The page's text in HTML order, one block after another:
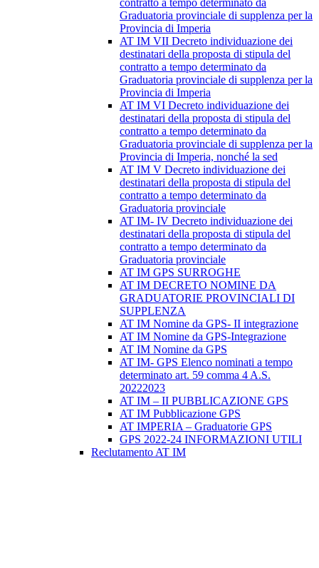
contratto a tempo determinato da
Graduatoria provinciale di supplenza per la
Provincia di Imperia
AT IM VII Decreto individuazione dei
destinatari della proposta di stipula del
contratto a tempo determinato da
Graduatoria provinciale di supplenza per la
Provincia di Imperia
AT IM VI Decreto individuazione dei
destinatari della proposta di stipula del
contratto a tempo determinato da
Graduatoria provinciale di supplenza per la
Provincia di Imperia, nonché la sed
AT IM V Decreto individuazione dei
destinatari della proposta di stipula del
contratto a tempo determinato da
Graduatoria provinciale
AT IM- IV Decreto individuazione dei
destinatari della proposta di stipula del
contratto a tempo determinato da
Graduatoria provinciale
AT IM GPS SURROGHE
AT IM DECRETO NOMINE DA
GRADUATORIE PROVINCIALI DI
SUPPLENZA
AT IM Nomine da GPS- II integrazione
AT IM Nomine da GPS-Integrazione
AT IM Nomine da GPS
AT IM- GPS Elenco nominati a tempo
determinato art. 59 comma 4 A.S.
20222023
AT IM – II PUBBLICAZIONE GPS
AT IM Pubblicazione GPS
AT IMPERIA – Graduatorie GPS
GPS 2022-24 INFORMAZIONI UTILI
Reclutamento AT IM